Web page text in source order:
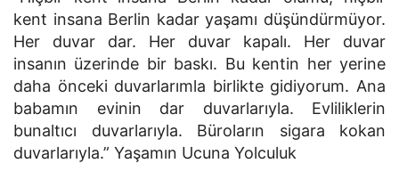
kent insana Berlin kadar yaşamı düşündürmüyor.
Her duvar dar. Her duvar kapalı. Her duvar
insanın üzerinde bir baskı. Bu kentin her yerine
daha önceki duvarlarımla birlikte gidiyorum. Ana
babamın evinin dar duvarlarıyla. Evliliklerin
bunaltıcı duvarlarıyla. Büroların sigara kokan
duvarlarıyla.” Yaşamın Ucuna Yolculuk